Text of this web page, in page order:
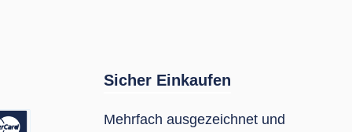
Sicher Einkaufen
Mehrfach ausgezeichnet und